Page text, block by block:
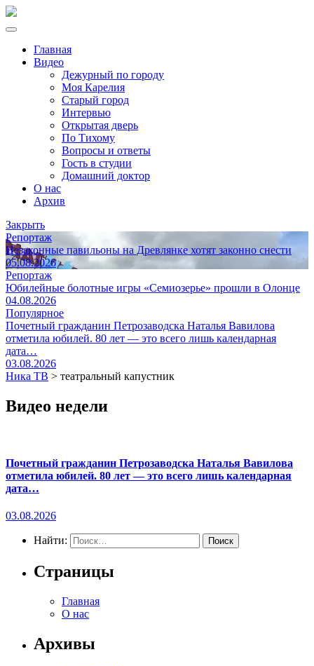
Главная
Видео
Дежурный по городу
Моя Карелия
Старый город
Интервью
Открытая дверь
По Тихому
Вопросы и ответы
Гость в студии
Домашний доктор
О нас
Архив
Закрыть
Репортаж
Незаконные павильоны на Древлянке хотят законно снести
05.08.2026
Репортаж
Юбилейные болотные игры «Семиозерье» прошли в Олонце
04.08.2026
Популярное
Почетный гражданин Петрозаводска Наталья Вавилова
отметила юбилей. 80 лет — это всего лишь календарная
дата…
03.08.2026
Ника ТВ > театральный капустник
Видео недели
Почетный гражданин Петрозаводска Наталья Вавилова
отметила юбилей. 80 лет — это всего лишь календарная
дата…
03.08.2026
Найти:
Страницы
Главная
О нас
Архивы